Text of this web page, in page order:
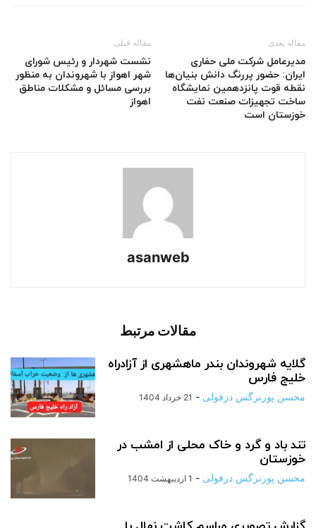
مقاله قبلی
نشست شهردار و رئیس شورای
شهر اهواز با شهروندان به منظور
بررسی مسائل و مشکلات مناطق
اهواز
مقاله بعدی
مدیرعامل شرکت ملی حفاری
ایران: حضور پررنگ دانش بنیان‌ها
نقطه قوت پانزدهمین نمایشگاه
ساخت تجهیزات صنعت نفت
خوزستان است
asanweb
مقالات مرتبط
گلایه شهروندان بندر ماهشهری از آزادراه
خلیج فارس
محسن پورنرگس دزفولی - 21 خرداد 1404
تند باد و گرد و خاک محلی از امشب در
خوزستان
محسن پورنرگس دزفولی - 1 اردیبهشت 1404